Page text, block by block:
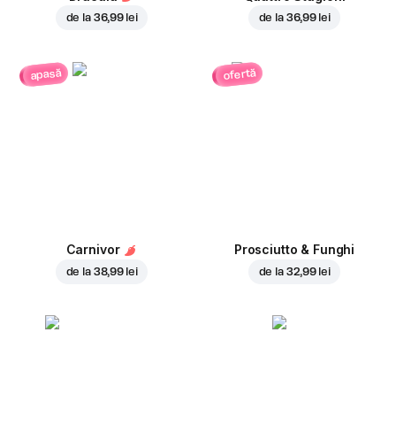
de la 36,99 lei de la 36,99 lei
apasă
Carnivor
de la 38,99 lei
ofertă
Prosciutto & Funghi
de la 32,99 lei